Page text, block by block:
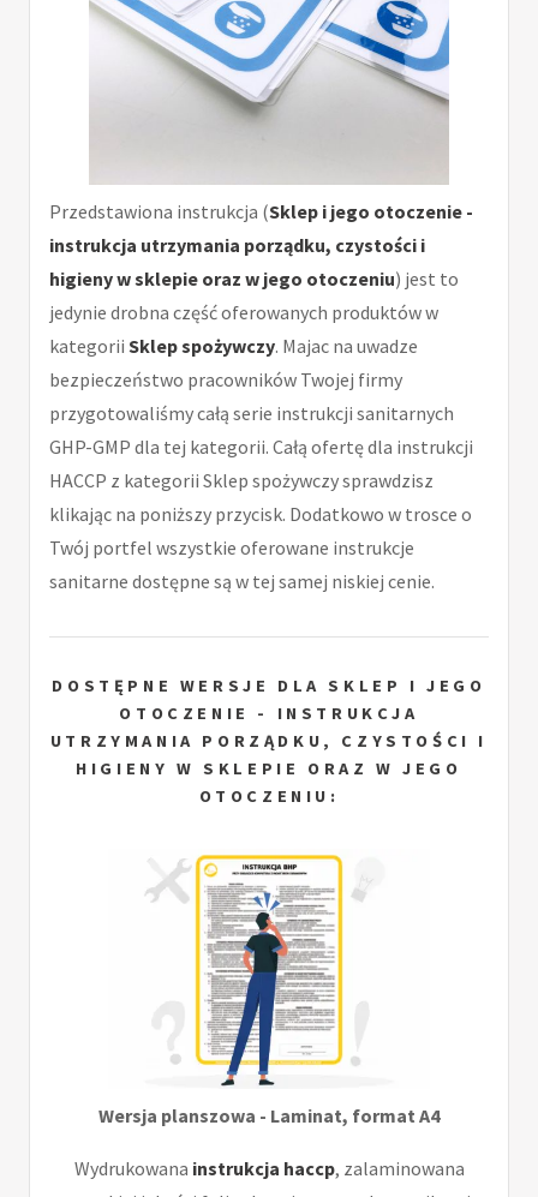
Przedstawiona instrukcja (Sklep i jego otoczenie -
instrukcja utrzymania porządku, czystości i
higieny w sklepie oraz w jego otoczeniu) jest to
jedynie drobna część oferowanych produktów w
kategorii Sklep spożywczy. Majac na uwadze
bezpieczeństwo pracowników Twojej firmy
przygotowaliśmy całą serie instrukcji sanitarnych
GHP-GMP dla tej kategorii. Całą ofertę dla instrukcji
HACCP z kategorii Sklep spożywczy sprawdzisz
klikając na poniższy przycisk. Dodatkowo w trosce o
Twój portfel wszystkie oferowane instrukcje
sanitarne dostępne są w tej samej niskiej cenie.
DOSTĘPNE WERSJE DLA SKLEP I JEGO
OTOCZENIE - INSTRUKCJA
UTRZYMANIA PORZĄDKU, CZYSTOŚCI I
HIGIENY W SKLEPIE ORAZ W JEGO
OTOCZENIU:
Wersja planszowa - Laminat, format A4
Wydrukowana instrukcja haccp, zalaminowana